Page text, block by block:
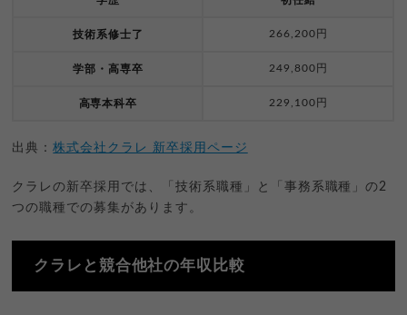
技術系修士了 266,200円
学部・高専卒 249,800円
高専本科卒 229,100円
出典：株式会社クラレ 新卒採用ページ
クラレの新卒採用では、「技術系職種」と「事務系職種」の2
つの職種での募集があります。
クラレと競合他社の年収比較